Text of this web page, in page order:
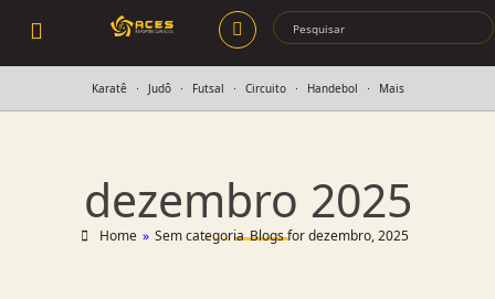
Karatê Judô Futsal Circuito Handebol Mais
dezembro 2025
Home » Sem categoria Blogs for dezembro, 2025